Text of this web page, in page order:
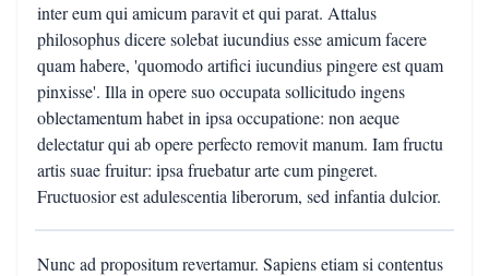
inter eum qui amicum paravit et qui parat. Attalus
philosophus dicere solebat iucundius esse amicum facere
quam habere, 'quomodo artifici iucundius pingere est quam
pinxisse'. Illa in opere suo occupata sollicitudo ingens
oblectamentum habet in ipsa occupatione: non aeque
delectatur qui ab opere perfecto removit manum. Iam fructu
artis suae fruitur: ipsa fruebatur arte cum pingeret.
Fructuosior est adulescentia liberorum, sed infantia dulcior.
Nunc ad propositum revertamur. Sapiens etiam si contentus